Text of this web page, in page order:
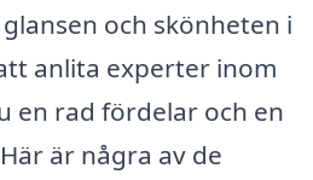
och skönheten i
anlita experter inom
en rad fördelar och en
är några av de